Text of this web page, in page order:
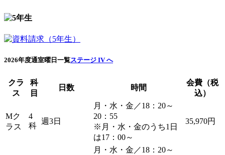
2026年度通室曜日一覧ステージ IV へ
クラ
ス
科
目
日数 時間
会費（税
込）
Mク
ラス
4
科
週3日
月・水・金／18：20～
20：55
※月・水・金のうち1日
は17：00～
35,970円
月・水・金／18：20～